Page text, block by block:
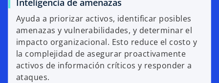
Ayuda a priorizar activos, identificar posibles
amenazas y vulnerabilidades, y determinar el
impacto organizacional. Esto reduce el costo y
la complejidad de asegurar proactivamente
activos de información críticos y responder a
ataques.